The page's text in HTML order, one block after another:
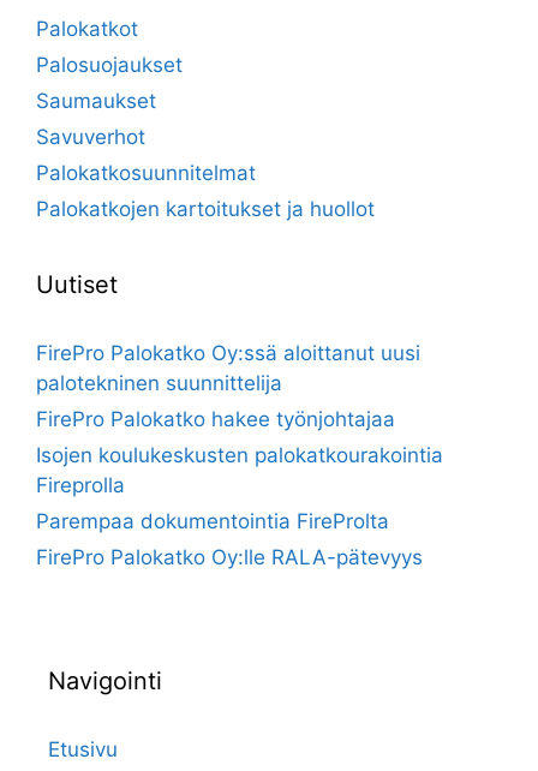
Palokatkot
Palosuojaukset
Saumaukset
Savuverhot
Palokatkosuunnitelmat
Palokatkojen kartoitukset ja huollot
Uutiset
FirePro Palokatko Oy:ssä aloittanut uusi
palotekninen suunnittelija
FirePro Palokatko hakee työnjohtajaa
Isojen koulukeskusten palokatkourakointia
Fireprolla
Parempaa dokumentointia FireProlta
FirePro Palokatko Oy:lle RALA-pätevyys
Navigointi
Etusivu